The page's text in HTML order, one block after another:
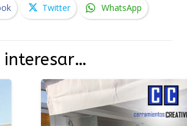
Twitter WhatsApp
interesar…